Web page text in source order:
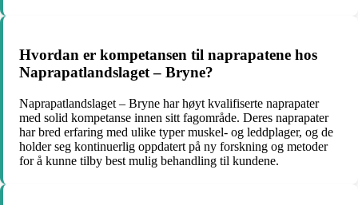
Hvordan er kompetansen til naprapatene hos
Naprapatlandslaget – Bryne?
Naprapatlandslaget – Bryne har høyt kvalifiserte naprapater
med solid kompetanse innen sitt fagområde. Deres naprapater
har bred erfaring med ulike typer muskel- og leddplager, og de
holder seg kontinuerlig oppdatert på ny forskning og metoder
for å kunne tilby best mulig behandling til kundene.